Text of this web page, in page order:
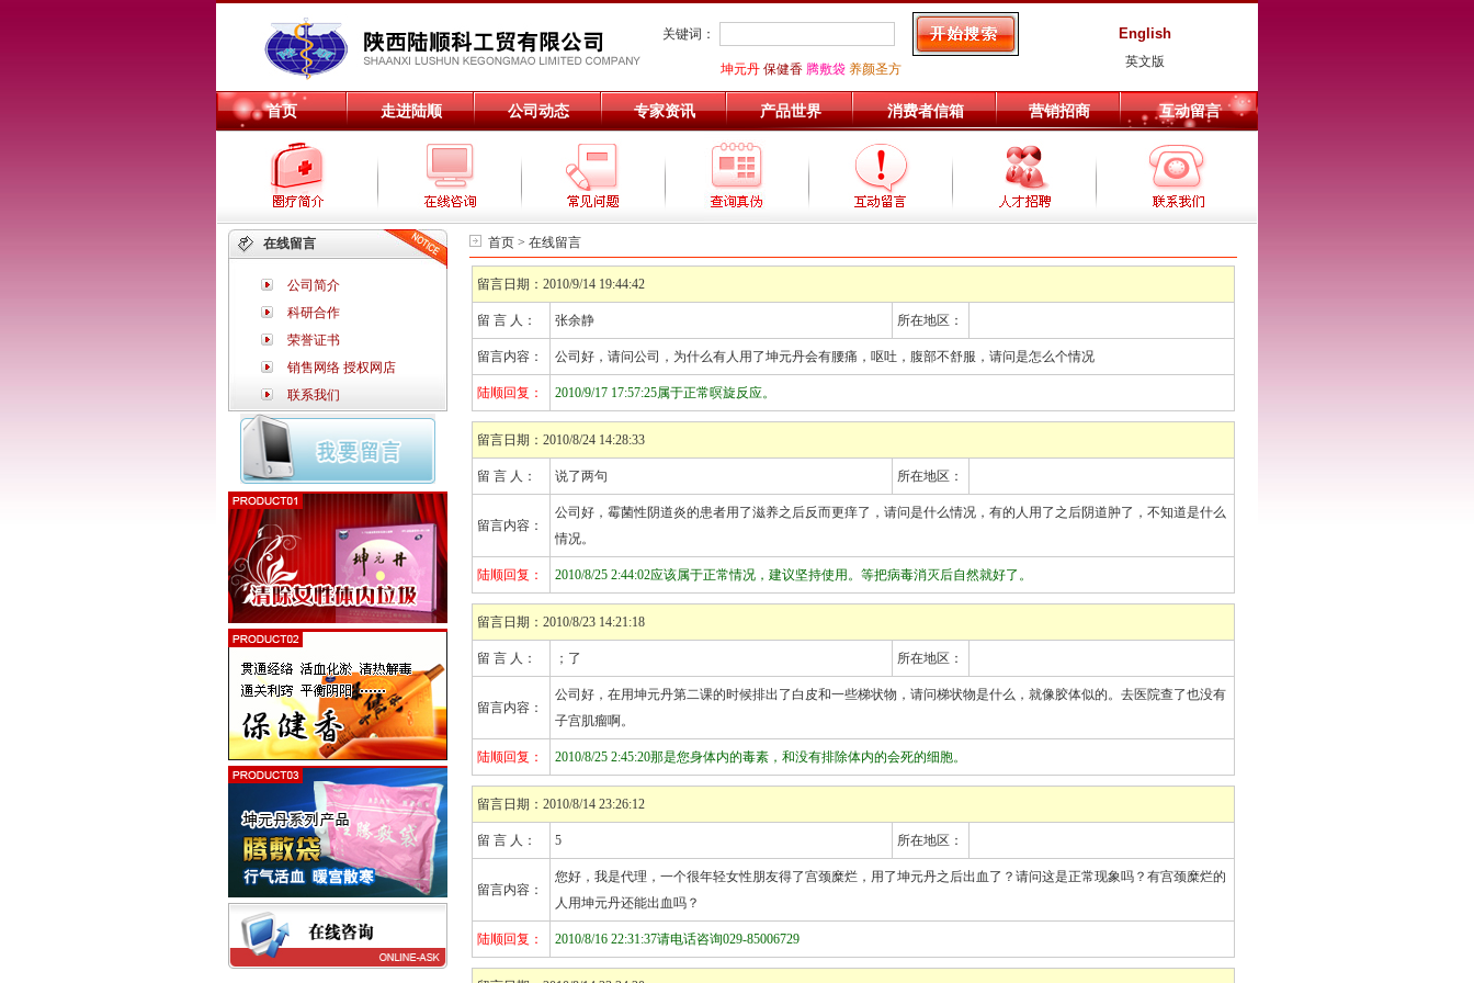
关键词：
坤元丹 保健香 腾敷袋 养颜圣方
English
英文版
首页 走进陆顺 公司动态 专家资讯 产品世界 消费者信箱 营销招商 互动留言
在线留言
公司简介
科研合作
荣誉证书
销售网络 授权网店
联系我们
首页 > 在线留言
留言日期：2010/9/14 19:44:42
留 言 人： 张余静 所在地区：
留言内容： 公司好，请问公司，为什么有人用了坤元丹会有腰痛，呕吐，腹部不舒服，请问是怎么个情况
陆顺回复： 2010/9/17 17:57:25属于正常暝旋反应。
留言日期：2010/8/24 14:28:33
留 言 人： 说了两句 所在地区：
留言内容：
公司好，霉菌性阴道炎的患者用了滋养之后反而更痒了，请问是什么情况，有的人用了之后阴道肿了，不知道是什么
情况。
陆顺回复： 2010/8/25 2:44:02应该属于正常情况，建议坚持使用。等把病毒消灭后自然就好了。
留言日期：2010/8/23 14:21:18
留 言 人： ；了 所在地区：
留言内容：
公司好，在用坤元丹第二课的时候排出了白皮和一些梯状物，请问梯状物是什么，就像胶体似的。去医院查了也没有
子宫肌瘤啊。
陆顺回复： 2010/8/25 2:45:20那是您身体内的毒素，和没有排除体内的会死的细胞。
留言日期：2010/8/14 23:26:12
留 言 人： 5 所在地区：
留言内容：
您好，我是代理，一个很年轻女性朋友得了宫颈糜烂，用了坤元丹之后出血了？请问这是正常现象吗？有宫颈糜烂的
人用坤元丹还能出血吗？
陆顺回复： 2010/8/16 22:31:37请电话咨询029-85006729